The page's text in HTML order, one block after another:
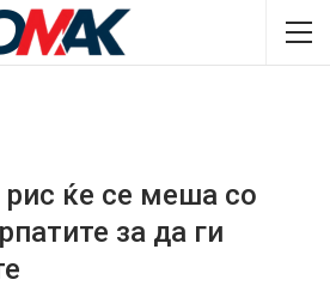
ќе се меша со
за да ги